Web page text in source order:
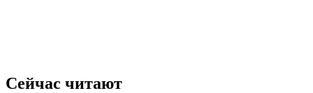
Сейчас читают